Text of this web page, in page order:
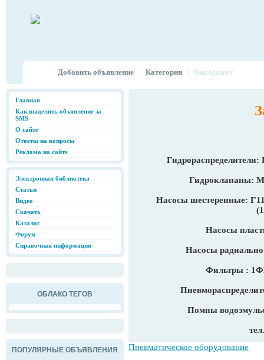
Добавить объявление| Категории| Ваш блокнот
Главная
Как выделить объявление за
SMS
О сайте
Ответы на вопросы
Реклама на сайте
Электронная библиотека
Статьи
Видео
Скачать
Каталог
Форум
Справочная информация
ОБЛАКО ТЕГОВ
ПОПУЛЯРНЫЕ ОБЪЯВЛЕНИЯ
Гидроклапаны:
Насосы шестеренные:
Насосы
Насосы
Фильтры :
Помпы
Пневматическое оборудование